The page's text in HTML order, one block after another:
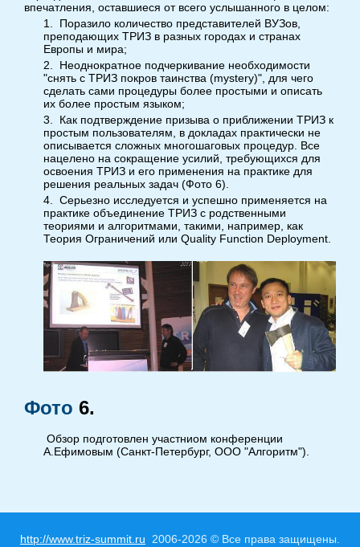
впечатления, оставшиеся от всего услышанного в целом:
1.
Поразило количество представителей ВУЗов,
преподающих ТРИЗ в разных городах и странах
Европы и мира;
2.
Неоднократное подчеркивание необходимости
"снять с ТРИЗ покров таинства (mystery)", для чего
сделать сами процедуры более простыми и описать
их более простым языком;
3.
Как подтверждение призыва о приближении ТРИЗ к
простым пользователям, в докладах практически не
описывается сложных многошаговых процедур. Все
нацелено на сокращение усилий, требующихся для
освоения ТРИЗ и его применения на практике для
решения реальных задач (Фото 6).
4.
Серьезно исследуется и успешно применяется на
практике объединение ТРИЗ с родственными
теориями и алгоритмами, такими, например, как
Теория Ограничений или Quality Function Deployment.
Фото 6.
Обзор подготовлен участниом конференции
А.Ефимовым (Санкт-Петербург, ООО "Алгоритм").
http://www.triz-summit.ru 2006-2026 © Все права защищены.